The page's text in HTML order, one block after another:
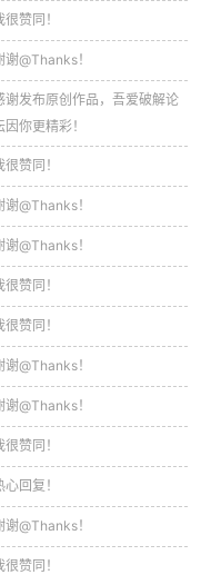
很赞同！
谢@Thanks！
谢发布原创作品，吾爱破解论
因你更精彩！
很赞同！
谢@Thanks！
谢@Thanks！
很赞同！
很赞同！
谢@Thanks！
谢@Thanks！
很赞同！
心回复！
谢@Thanks！
很赞同！